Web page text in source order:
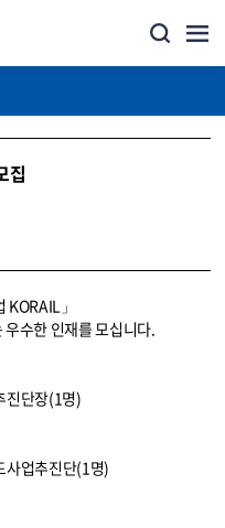
집
KORAIL」
수한 인재를 모십니다.
진단장(1명)
사업추진단(1명)